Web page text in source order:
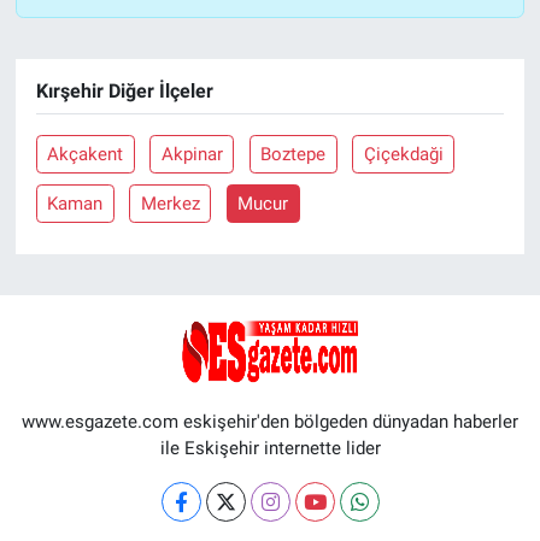
Kırşehir Diğer İlçeler
Akçakent Akpinar Boztepe Çiçekdaği
Kaman Merkez Mucur
www.esgazete.com eskişehir'den bölgeden dünyadan haberler
ile Eskişehir internette lider